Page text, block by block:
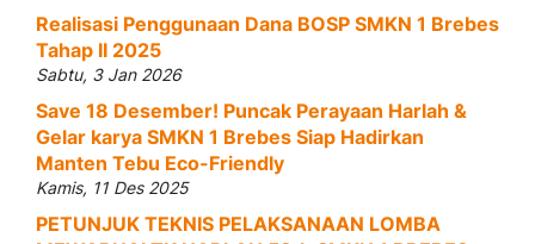
Realisasi Penggunaan Dana BOSP SMKN 1 Brebes
Tahap II 2025
Sabtu, 3 Jan 2026
Save 18 Desember! Puncak Perayaan Harlah &
Gelar karya SMKN 1 Brebes Siap Hadirkan
Manten Tebu Eco-Friendly
Kamis, 11 Des 2025
PETUNJUK TEKNIS PELAKSANAAN LOMBA